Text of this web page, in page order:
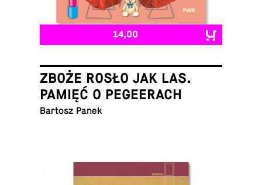
14,00
ZBOŻE ROSŁO JAK LAS.
PAMIĘĆ O PEGEERACH
Bartosz Panek